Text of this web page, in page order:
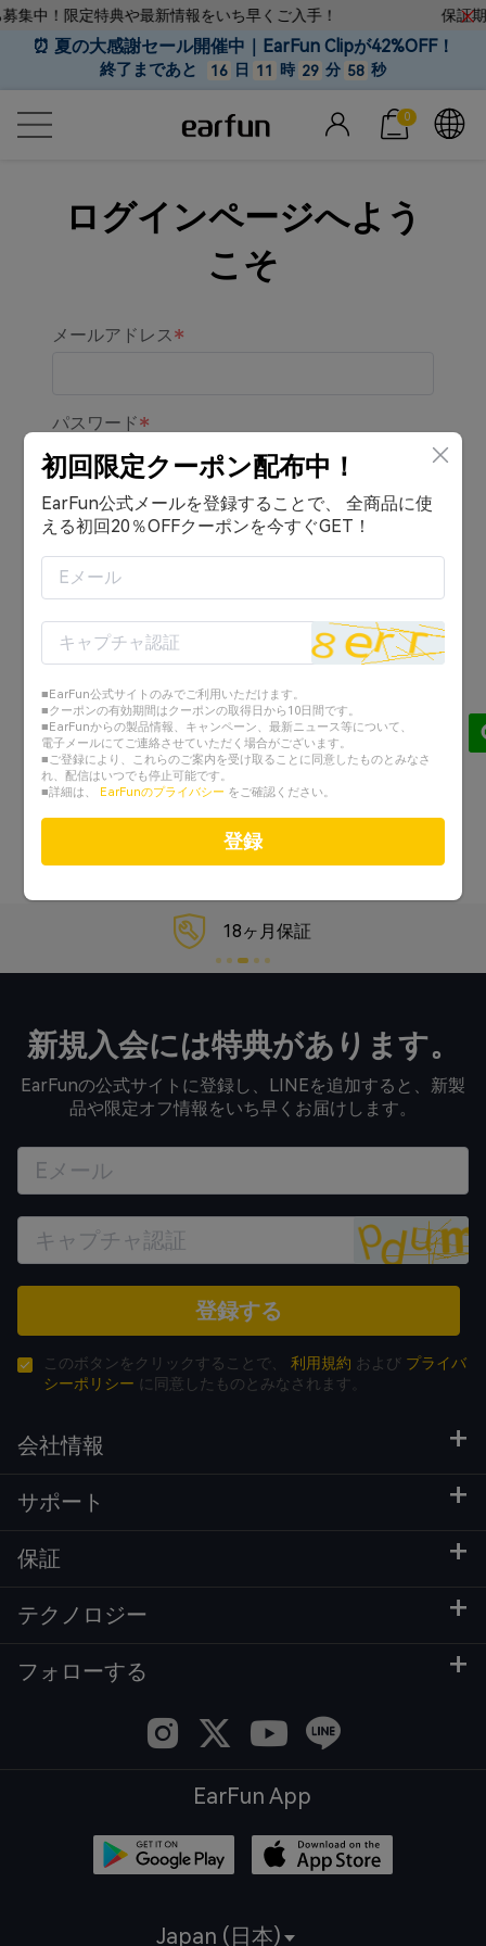
集中！限定特典や最新情報をいち早くご入手！ 保証
⏰ 夏の大感謝セール開催中｜EarFun Clipが42%OFF！
終了まであと 16 日 11 時 29 分 58 秒
0
ログインページへよう
こそ
メールアドレス
パスワード
ログイン状態を保持する
ログイン
または
アカウントを作成する
Googleでログイン
Facebookでログイン
パスワードを忘れた？
18ヶ月保証
新規入会には特典があります。
EarFunの公式サイトに登録し、LINEを追加すると、新製
品や限定オフ情報をいち早くお届けします。
登録する
このボタンをクリックすることで、 利用規約 および プライバ
シーポリシー に同意したものとみなされます。
会社情報
サポート
保証
テクノロジー
フォローする
EarFun App
Japan (日本)
初回限定クーポン配布中！
EarFun公式メールを登録することで、 全商品に使
える初回20％OFFクーポンを今すぐGET！
■EarFun公式サイトのみでご利用いただけます。
■クーポンの有効期間はクーポンの取得日から10日間です。
■EarFunからの製品情報、キャンペーン、最新ニュース等について、
電子メールにてご連絡させていただく場合がございます。
■ご登録により、これらのご案内を受け取ることに同意したものとみなさ
れ、配信はいつでも停止可能です。
■詳細は、
EarFunのプライバシー をご確認ください。
登録